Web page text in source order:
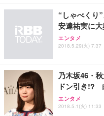
“しゃべくり
安達祐実に
エンタメ
2018.5.29(火) 7:37
乃木坂46・
ドン引き!?
エンタメ
2018.5.1(火) 11:33